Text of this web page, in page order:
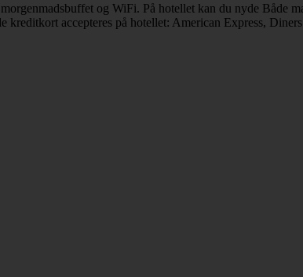
og WiFi. På hotellet kan du nyde Både
accepteres på hotellet: American Express,